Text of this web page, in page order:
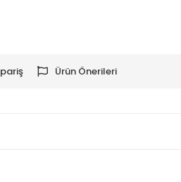
Ürün Önerileri